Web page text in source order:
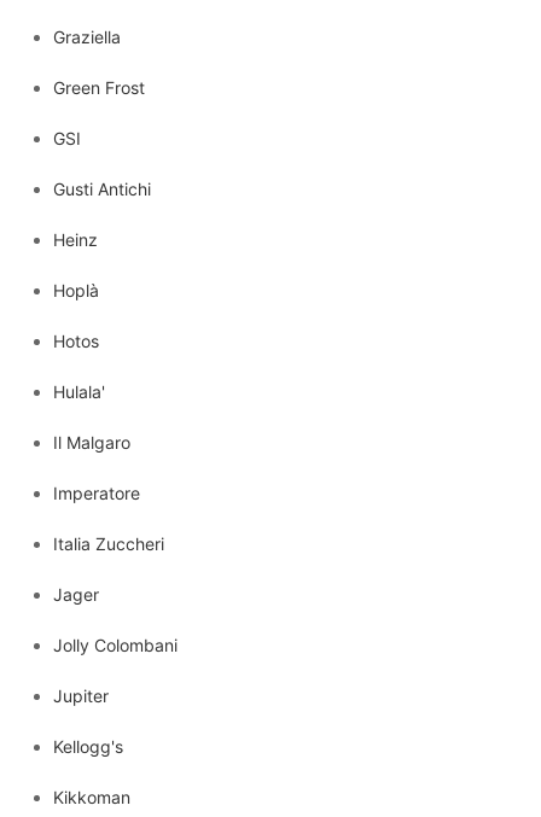
Graziella
Green Frost
GSI
Gusti Antichi
Heinz
Hoplà
Hotos
Hulala'
Il Malgaro
Imperatore
Italia Zuccheri
Jager
Jolly Colombani
Jupiter
Kellogg's
Kikkoman